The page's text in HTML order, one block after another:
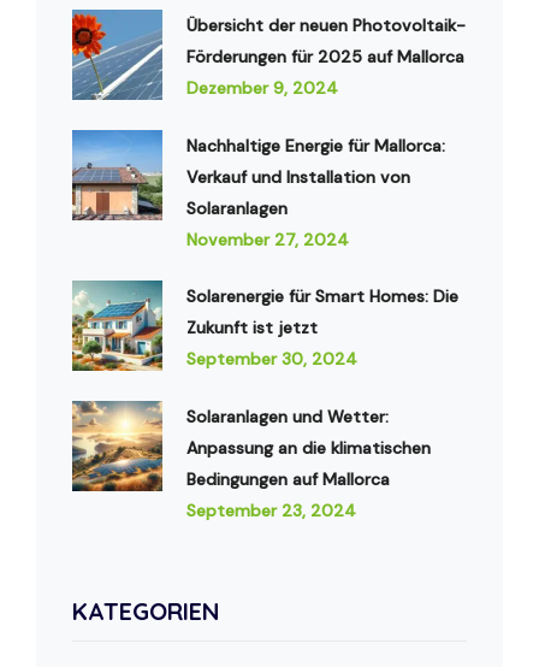
Übersicht der neuen Photovoltaik-
Förderungen für 2025 auf Mallorca
Dezember 9, 2024
Nachhaltige Energie für Mallorca:
Verkauf und Installation von
Solaranlagen
November 27, 2024
Solarenergie für Smart Homes: Die
Zukunft ist jetzt
September 30, 2024
Solaranlagen und Wetter:
Anpassung an die klimatischen
Bedingungen auf Mallorca
September 23, 2024
KATEGORIEN